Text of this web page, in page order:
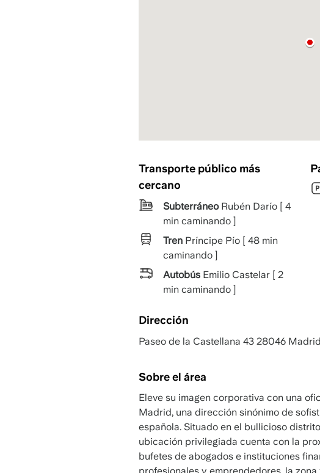
Transporte público más
cercano
SubterráneoRubén Darío [ 4
min caminando ]
TrenPríncipe Pío [ 48 min
caminando ]
AutobúsEmilio Castelar [ 2
min caminando ]
Dirección
Paseo de la Castellana 43 28046 Madrid
Sobre el área
Eleve su imagen corporativa con una
Madrid, una dirección sinónimo de
española. Situado en el bullicioso
ubicación privilegiada cuenta con la
bufetes de abogados e instituciones